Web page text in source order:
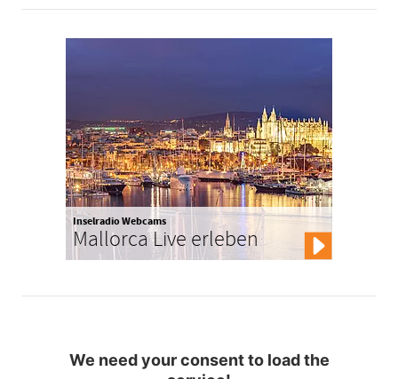
Inselradio Webcams
Mallorca Live erleben
We need your consent to load the